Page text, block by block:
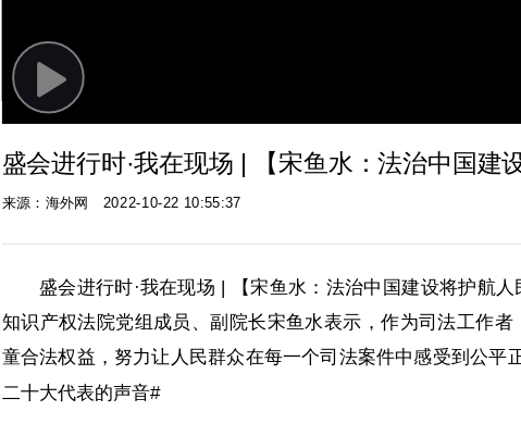
Play
Video
盛会进行时·我在现场 | 【宋鱼水：法治中国建
来源：海外网 2022-10-22 10:55:37
盛会进行时·我在现场 | 【宋鱼水：法治中国建设将护航
知识产权法院党组成员、副院长宋鱼水表示，作为司法工作
童合法权益，努力让人民群众在每一个司法案件中感受到公平
二十大代表的声音#